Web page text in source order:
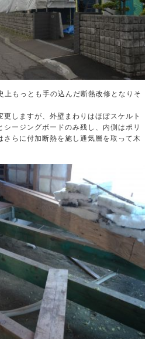
上もっとも手の込んだ断熱改修となりそ
しますが、外壁まわりはほぼスケルト
ージングボードのみ残し、内側はポリ
さらに付加断熱を施し通気層を取って木